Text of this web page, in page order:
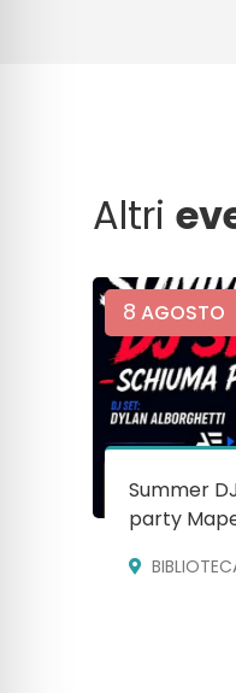
Altri
8 AGOSTO
Summer
party